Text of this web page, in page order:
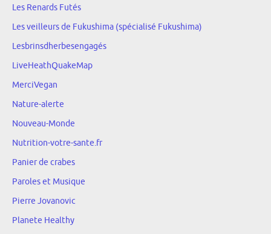
Les Renards Futés
Les veilleurs de Fukushima (spécialisé Fukushima)
Lesbrinsdherbesengagés
LiveHeathQuakeMap
MerciVegan
Nature-alerte
Nouveau-Monde
Nutrition-votre-sante.fr
Panier de crabes
Paroles et Musique
Pierre Jovanovic
Planete Healthy